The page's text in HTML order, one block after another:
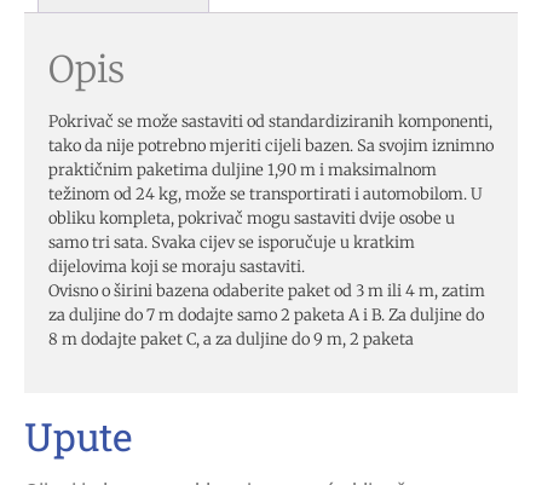
Opis
Pokrivač se može sastaviti od standardiziranih komponenti,
tako da nije potrebno mjeriti cijeli bazen. Sa svojim iznimno
praktičnim paketima duljine 1,90 m i maksimalnom
težinom od 24 kg, može se transportirati i automobilom. U
obliku kompleta, pokrivač mogu sastaviti dvije osobe u
samo tri sata. Svaka cijev se isporučuje u kratkim
dijelovima koji se moraju sastaviti.
Ovisno o širini bazena odaberite paket od 3 m ili 4 m, zatim
za duljine do 7 m dodajte samo 2 paketa A i B. Za duljine do
8 m dodajte paket C, a za duljine do 9 m, 2 paketa
Upute